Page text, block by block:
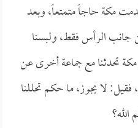
مكة حاجاً متمتعاً، وبعد
جانب الرأس فقط، ولبسنا
مكة تحدثنا مع جماعة أخرى عن
لا يجوز، ما حكم تحللنا